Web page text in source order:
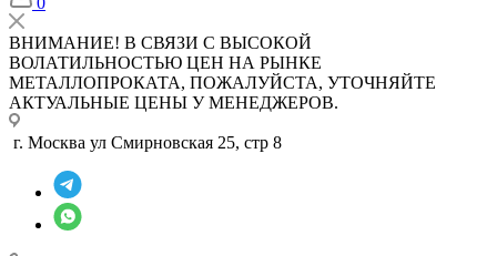
ВНИМАНИЕ! В СВЯЗИ С ВЫСОКОЙ
ВОЛАТИЛЬНОСТЬЮ ЦЕН НА РЫНКЕ
МЕТАЛЛОПРОКАТА, ПОЖАЛУЙСТА, УТОЧНЯЙТЕ
АКТУАЛЬНЫЕ ЦЕНЫ У МЕНЕДЖЕРОВ.
г. Москва ул Смирновская 25, стр 8